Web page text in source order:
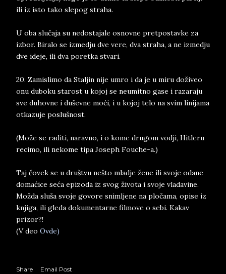
ili iz isto tako slepog straha.
U oba slučaja su nedostajale osnovne pretpostavke za
izbor. Biralo se izmedju dve vere, dva straha, a ne izmedju
dve ideje, ili dva poretka stvari.
20. Zamislimo da Staljin nije umro i da je u miru doživeo
onu duboku starost u kojoj se neumitno gase i razaraju
sve duhovne i duševne moći, i u kojoj telo na svim linijama
otkazuje poslušnost.
(Može se raditi, naravno, i o kome drugom vodji, Hitleru
recimo, ili nekome tipa Joseph Fouche-a.)
Taj čovek se u društvu nešto mladje žene ili svoje odane
domaćice seća epizoda iz svog života i svoje vladavine.
Možda sluša svoje govore snimljene na pločama, opise iz
knjiga, ili gleda dokumentarne filmove o sebi. Kakav
prizor?!
(V deo Ovde)
Share Email Post